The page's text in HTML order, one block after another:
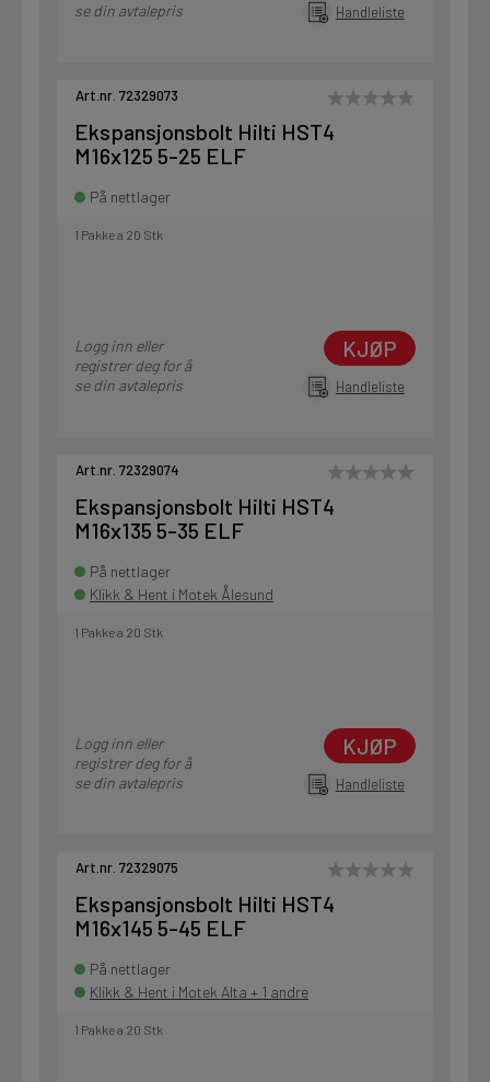
se din avtalepris
Handleliste
Art.nr. 72329073
Ekspansjonsbolt Hilti HST4
M16x125 5-25 ELF
På nettlager
1 Pakke a 20 Stk
Logg inn eller
registrer deg for å
se din avtalepris
KJØP
Handleliste
Art.nr. 72329074
Ekspansjonsbolt Hilti HST4
M16x135 5-35 ELF
På nettlager
Klikk & Hent i Motek Ålesund
1 Pakke a 20 Stk
Logg inn eller
registrer deg for å
se din avtalepris
KJØP
Handleliste
Art.nr. 72329075
Ekspansjonsbolt Hilti HST4
M16x145 5-45 ELF
På nettlager
Klikk & Hent i Motek Alta + 1 andre
1 Pakke a 20 Stk